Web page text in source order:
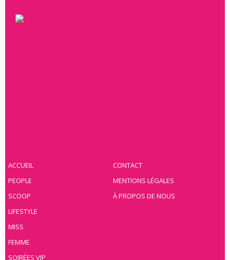
ACCUEIL
PEOPLE
SCOOP
LIFESTYLE
MISS
FEMME
SOIRÉES VIP
CONTACT
MENTIONS LÉGALES
À PROPOS DE NOUS